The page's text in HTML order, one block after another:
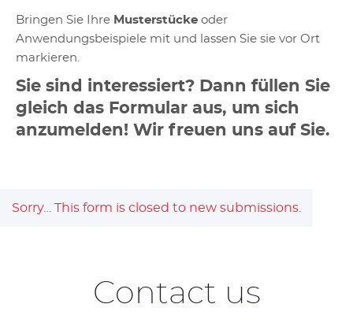
Bringen Sie Ihre Musterstücke oder
Anwendungsbeispiele mit und lassen Sie sie vor Ort
markieren.
Sie sind interessiert? Dann füllen Sie
gleich das Formular aus, um sich
anzumelden! Wir freuen uns auf Sie.
message
Sorry… This form is closed to new submissions.
Contact us